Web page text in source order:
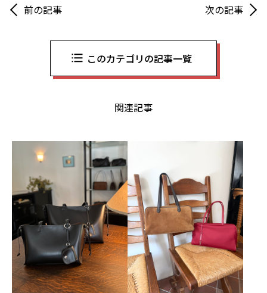
前の記事 次の記事
このカテゴリの記事一覧
関連記事